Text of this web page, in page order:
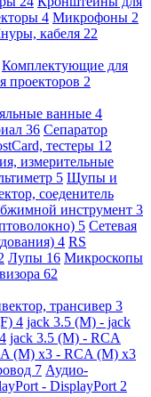
4 Микрофоны 2
кабеля 22
Комплектующие для
проекторов 2
ванные 4
36 Сепаратор
тестеры 12
измерительные
5 Щупы и
соеденитель
инструмент 3
5 Сетевая
4 RS
Лупы 16 Микроскопы
62
трансивер 3
4 jack 3.5 (M) - jack
4 jack 3.5 (M) - RCA
(M) x3 - RCA (M) x3
7 Аудио-
- DisplayPort 2